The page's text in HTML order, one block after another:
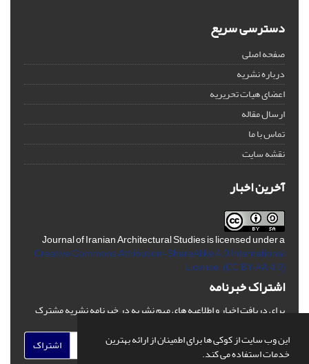
این وب سایت از کوکی ها برای اطمینان از ارائه بهترین
خدمات استفاده می کند.
دسترسی سریع
صفحه اصلی
درباره نشریه
اعضای هیات تحریریه
ارسال مقاله
تماس با ما
نقشه سایت
آخرین اخبار
Journal of Iranian Architectural Studies is licensed under a
Creative Commons Attribution-ShareAlike 4.0 International
License. (CC BY-AA 4.0)
اشتراک خبرنامه
برای دریافت اخبار و اطلاعیه های مهم نشریه در خبرنامه نشریه مشترک
اشتراک